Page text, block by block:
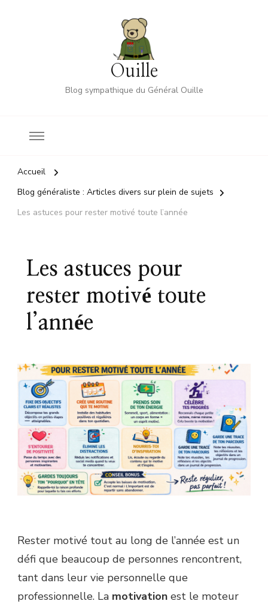
Ouille
Blog sympathique du Général Ouille
Accueil
Blog généraliste : Articles divers sur plein de sujets
Les astuces pour rester motivé toute l’année
Les astuces pour
rester motivé toute
l’année
Rester motivé tout au long de l’année est un
défi que beaucoup de personnes rencontrent,
tant dans leur vie personnelle que
professionnelle. La motivation est le moteur